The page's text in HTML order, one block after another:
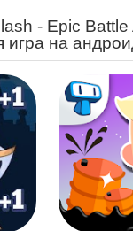
- Epic Battle
игра на